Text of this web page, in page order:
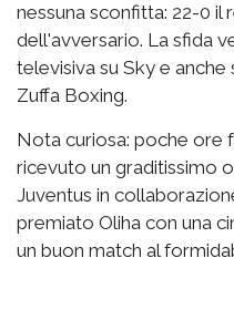
nessuna sconfitta: 22-0
dell'avversario. La sfida
televisiva su Sky e anche
Zuffa Boxing.
Nota curiosa: poche ore
ricevuto un graditissimo
Juventus in
premiato Oliha con una
un buon match al